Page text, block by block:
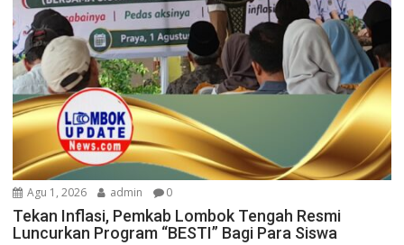
Agu 1, 2026 admin 0
Tekan Inflasi, Pemkab Lombok Tengah Resmi
Luncurkan Program “BESTI” Bagi Para Siswa